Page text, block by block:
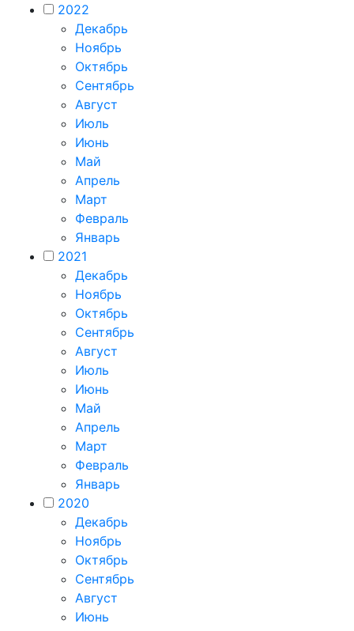
2022
Декабрь
Ноябрь
Октябрь
Сентябрь
Август
Июль
Июнь
Май
Апрель
Март
Февраль
Январь
2021
Декабрь
Ноябрь
Октябрь
Сентябрь
Август
Июль
Июнь
Май
Апрель
Март
Февраль
Январь
2020
Декабрь
Ноябрь
Октябрь
Сентябрь
Август
Июнь